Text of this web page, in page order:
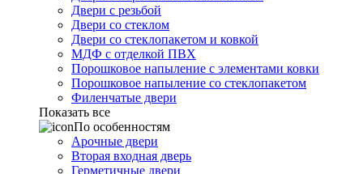
Двери с резьбой
Двери со стеклом
Двери со стеклопакетом и ковкой
МДФ с отделкой ПВХ
Порошковое напыление с элементами ковки
Порошковое напыление со стеклопакетом
Филенчатые двери
Показать все
По особенностям
Арочные двери
Вторая входная дверь
Герметичные двери